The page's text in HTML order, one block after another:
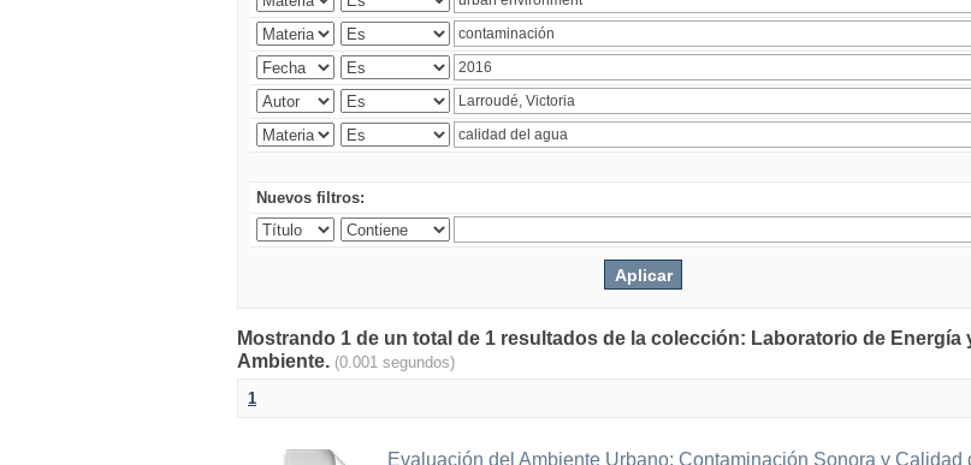
Nuevos filtros:
Mostrando 1 de un total de 1 resultados de la colección: Laboratorio de Energía
Ambiente. (0.001 segundos)
1
Evaluación del Ambiente Urbano: Contaminación Sonora y Calidad